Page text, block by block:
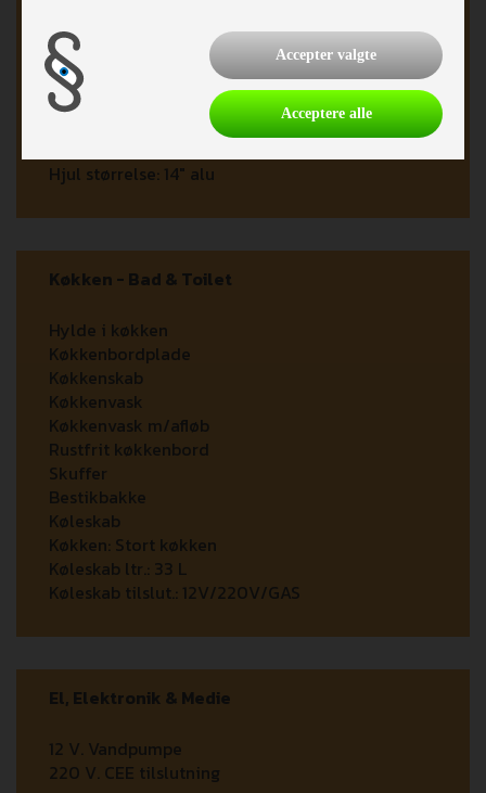
Støddæmpere
Påløbsbremse
Næsehjul
Bagageboks
Hjul størrelse: 14" alu
Køkken - Bad & Toilet
Hylde i køkken
Køkkenbordplade
Køkkenskab
Køkkenvask
Køkkenvask m/afløb
Rustfrit køkkenbord
Skuffer
Bestikbakke
Køleskab
Køkken: Stort køkken
Køleskab ltr.: 33 L
Køleskab tilslut.: 12V/220V/GAS
El, Elektronik & Medie
12 V. Vandpumpe
220 V. CEE tilslutning
Accepter valgte
Acceptere alle